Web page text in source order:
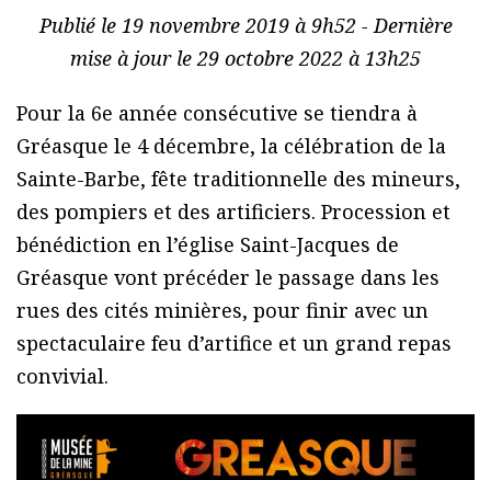
Publié le 19 novembre 2019 à 9h52 - Dernière
mise à jour le 29 octobre 2022 à 13h25
Pour la 6e année consécutive se tiendra à
Gréasque le 4 décembre, la célébration de la
Sainte-Barbe, fête traditionnelle des mineurs,
des pompiers et des artificiers. Procession et
bénédiction en l’église Saint-Jacques de
Gréasque vont précéder le passage dans les
rues des cités minières, pour finir avec un
spectaculaire feu d’artifice et un grand repas
convivial.